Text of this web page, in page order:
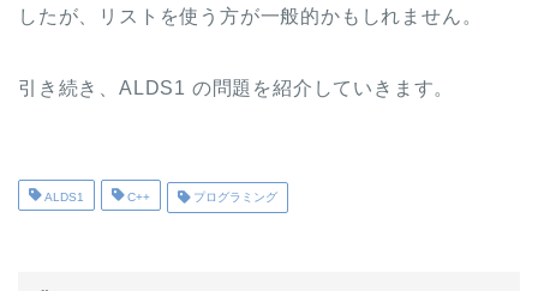
したが、リストを使う方が一般的かもしれません。
引き続き、ALDS1 の問題を紹介していきます。
ALDS1 C++ プログラミング